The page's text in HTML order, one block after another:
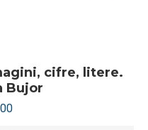
cifre, litere.
Bujor